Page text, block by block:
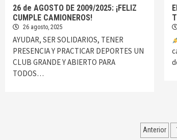
26 de AGOSTO DE 2009/2025: ¡FELIZ
CUMPLE CAMIONEROS!
26 agosto, 2025
AYUDAR, SER SOLIDARIOS, TENER
PRESENCIA Y PRACTICAR DEPORTES UN
CLUB GRANDE Y ABIERTO PARA
TODOS…
Anterior